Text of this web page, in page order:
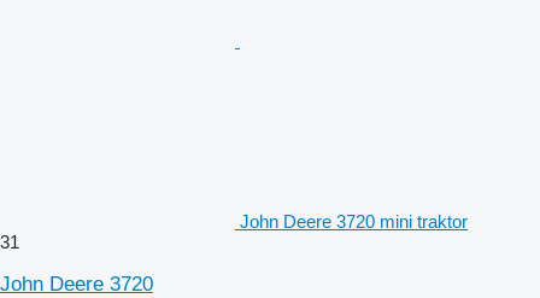
John Deere 3720 mini traktor
31
John Deere 3720